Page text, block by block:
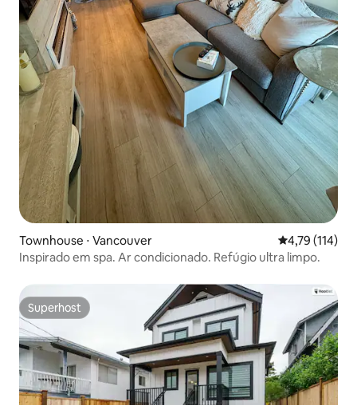
Townhouse ⋅ Vancouver 4,79 de uma
4,79 (114)
Inspirado em spa. Ar condicionado. Refúgio ultra limpo.
Superhost
Superhost